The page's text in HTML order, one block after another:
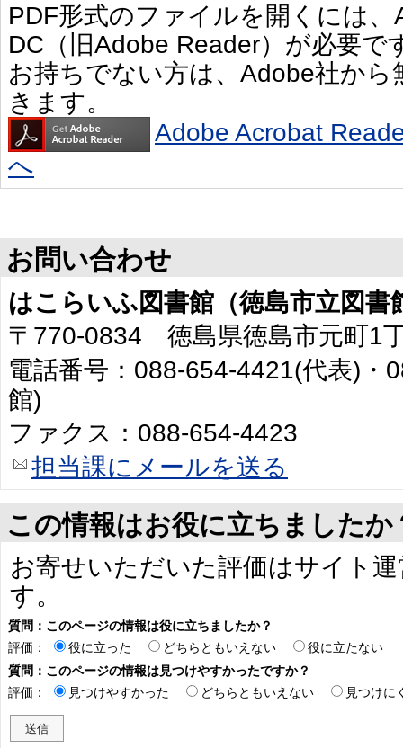
PDF形式のファイルを開くには
DC（旧Adobe Reader）が必要で
お持ちでない方は、Adobe社か
きます。
Adobe Acrobat
へ
お問い合わせ
はこらいふ図書館（徳島市立図書
〒770-0834 徳島県徳島市元町1
電話番号：088-654-4421(代表)・
館)
ファクス：088-654-4423
担当課にメールを送る
この情報はお役に立ちましたか
お寄せいただいた評価はサイト
す。
質問：このページの情報は役に立ちましたか？
評価：
役に立った どちらともいえない
役に立たない
質問：このページの情報は見つけやすかったですか？
評価：
見つけやすかった どちらともいえない 見つけに